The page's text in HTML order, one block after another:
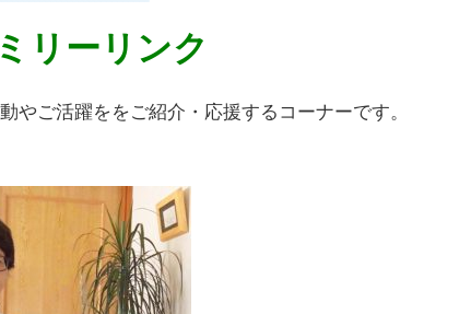
リーリンク
やご活躍ををご紹介・応援するコーナーです。